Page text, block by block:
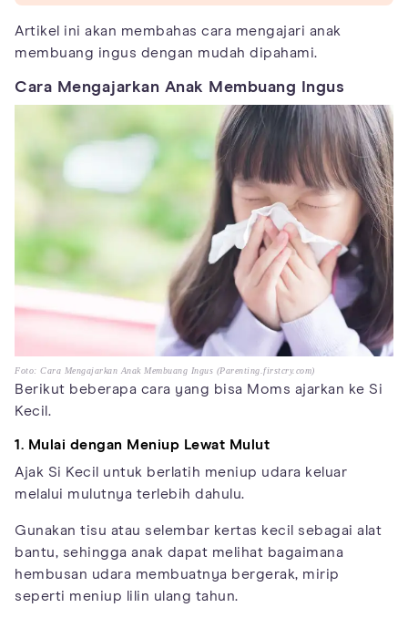
Artikel ini akan membahas cara mengajari anak
membuang ingus dengan mudah dipahami.
Cara Mengajarkan Anak Membuang Ingus
Foto: Cara Mengajarkan Anak Membuang Ingus (Parenting.firstcry.com)
Berikut beberapa cara yang bisa Moms ajarkan ke Si
Kecil.
1. Mulai dengan Meniup Lewat Mulut
Ajak Si Kecil untuk berlatih meniup udara keluar
melalui mulutnya terlebih dahulu.
Gunakan tisu atau selembar kertas kecil sebagai alat
bantu, sehingga anak dapat melihat bagaimana
hembusan udara membuatnya bergerak, mirip
seperti meniup lilin ulang tahun.